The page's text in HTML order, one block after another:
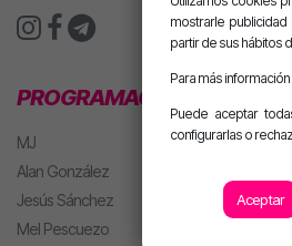
PROGRAMACIÓN
MJ
Alan González
Jesús Sánchez
Mel Pescuezo
mostrarle
partir de sus hábitos
Para más
Puede aceptar
configurarlas o
Aceptar